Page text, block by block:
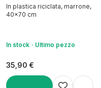
In plastica riciclata, marrone,
40x70 cm
In stock Ultimo pezzo
35,90 €